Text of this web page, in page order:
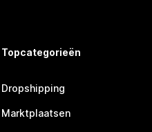
Topcategorieën
Dropshipping
Marktplaatsen